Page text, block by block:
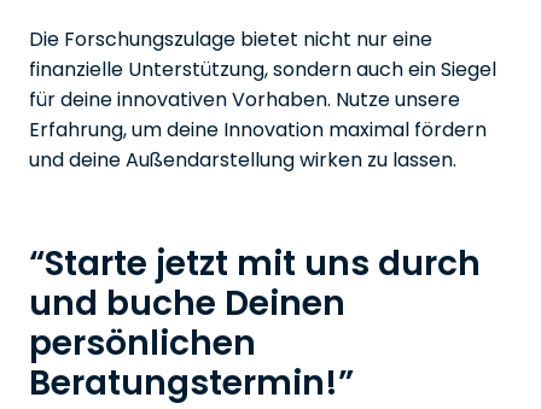
Die Forschungszulage bietet nicht nur eine
finanzielle Unterstützung, sondern auch ein Siegel
für deine innovativen Vorhaben. Nutze unsere
Erfahrung, um deine Innovation maximal fördern
und deine Außendarstellung wirken zu lassen.
“Starte jetzt mit uns durch
und buche Deinen
persönlichen
Beratungstermin!”